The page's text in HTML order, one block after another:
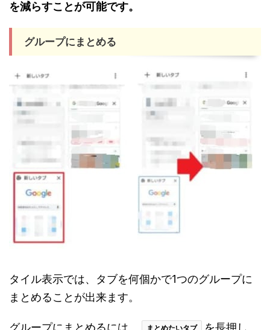
を減らすことが可能です。
グループにまとめる
タイル表示では、タブを何個かで1つのグループに
まとめることが出来ます。
グループにまとめるには、 まとめたいタブ
を長押し